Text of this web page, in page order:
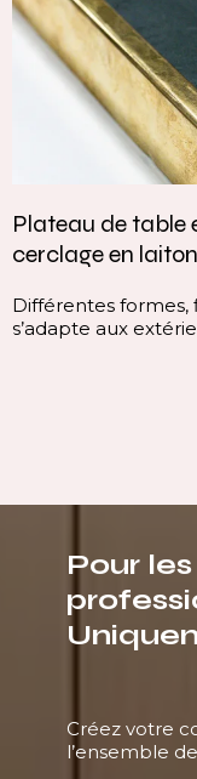
de table en
en laiton ou inox.
formes, finitions
aux extérieurs.
Pour les
Créez votre
l’ensemble